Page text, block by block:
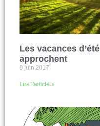
Les vacances d’été
approchent
9 juin 2017
Lire l'article »